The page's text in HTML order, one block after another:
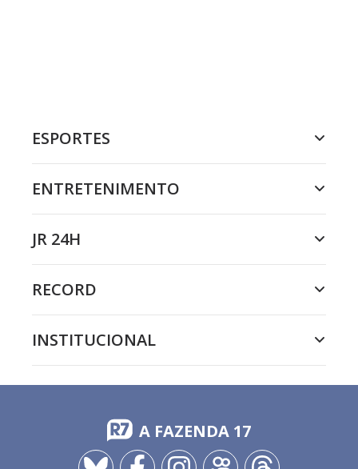
ESPORTES
ENTRETENIMENTO
JR 24H
RECORD
INSTITUCIONAL
A FAZENDA 17